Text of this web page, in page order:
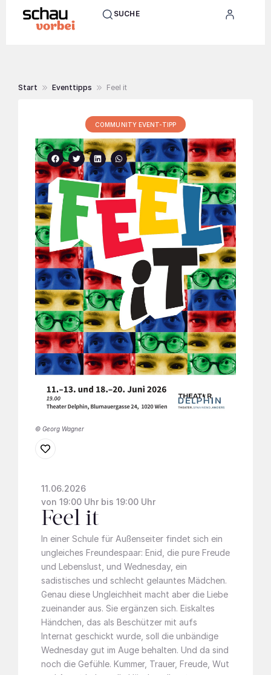
SUCHE
Start Eventtipps Feel it
COMMUNITY EVENT-TIPP
© Georg Wagner
11.06.2026
von 19:00 Uhr bis 19:00 Uhr
Feel it
In einer Schule für Außenseiter findet sich ein
ungleiches Freundespaar: Enid, die pure Freude
und Lebenslust, und Wednesday, ein
sadistisches und schlecht gelauntes Mädchen.
Genau diese Ungleichheit macht aber die Liebe
zueinander aus. Sie ergänzen sich. Eiskaltes
Händchen, das als Beschützer mit aufs
Internat geschickt wurde, soll die unbändige
Wednesday gut im Auge behalten. Und da sind
noch die Gefühle. Kummer, Trauer, Freude, Wut